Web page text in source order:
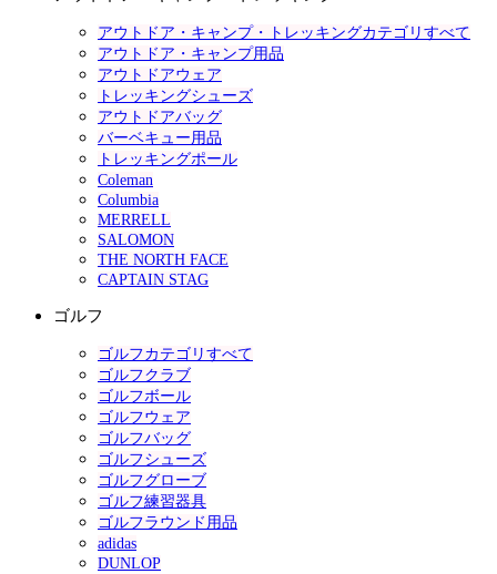
アウトドア・キャンプ・トレッキングカテゴリすべて
アウトドア・キャンプ用品
アウトドアウェア
トレッキングシューズ
アウトドアバッグ
バーベキュー用品
トレッキングポール
Coleman
Columbia
MERRELL
SALOMON
THE NORTH FACE
CAPTAIN STAG
ゴルフ
ゴルフカテゴリすべて
ゴルフクラブ
ゴルフボール
ゴルフウェア
ゴルフバッグ
ゴルフシューズ
ゴルフグローブ
ゴルフ練習器具
ゴルフラウンド用品
adidas
DUNLOP